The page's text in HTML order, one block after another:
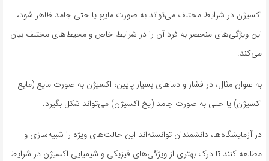
اکسیژن در شرایط مختلف می‌تواند به صورت مایع یا حتی جامد ظاهر شود،
این ویژگی‌های منحصر به فرد آن را در شرایط خاص و محیط‌های مختلف بیان
می‌کند.
به عنوان مثال، در فشار و دماهای بسیار پایین، اکسیژن به صورت مایع (مایع
اکسیژن) یا حتی به صورت جامد (یخ اکسیژن) می‌تواند شکل بگیرد.
در آزمایشگاه‌ها، دانشمندان توانسته‌اند این حالت‌های ویژه را شبیه‌سازی و
مطالعه کنند تا درک بهتری از ویژگی‌های فیزیکی و شیمیایی اکسیژن در شرایط